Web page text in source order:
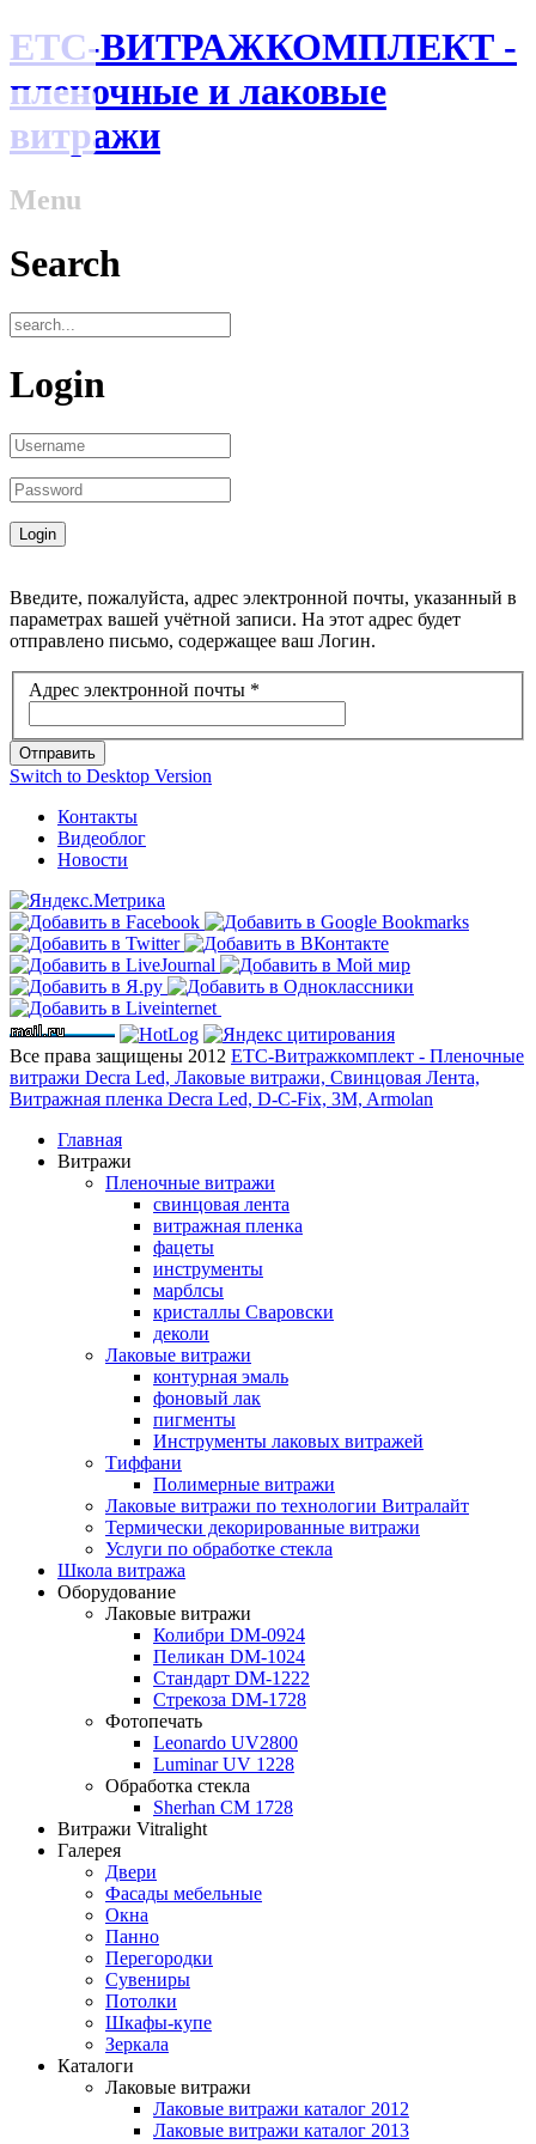
ЕТС-ВИТРАЖКОМПЛЕКТ -
пленочные и лаковые
витражи
Menu
Search
Login
Введите, пожалуйста, адрес электронной почты, указанный в
параметрах вашей учётной записи. На этот адрес будет
отправлено письмо, содержащее ваш Логин.
Адрес электронной почты *
Отправить
Switch to Desktop Version
Контакты
Видеоблог
Новости
Все права защищены 2012 ЕТС-Витражкомплект - Пленочные
витражи Decra Led, Лаковые витражи, Свинцовая Лента,
Витражная пленка Decra Led, D-C-Fix, 3M, Armolan
Главная
Витражи
Пленочные витражи
свинцовая лента
витражная пленка
фацеты
инструменты
марблсы
кристаллы Сваровски
деколи
Лаковые витражи
контурная эмаль
фоновый лак
пигменты
Инструменты лаковых витражей
Тиффани
Полимерные витражи
Лаковые витражи по технологии Витралайт
Термически декорированные витражи
Услуги по обработке стекла
Школа витража
Оборудование
Лаковые витражи
Колибри DM-0924
Пеликан DM-1024
Стандарт DM-1222
Стрекоза DM-1728
Фотопечать
Leonardo UV2800
Luminar UV 1228
Обработка стекла
Sherhan CM 1728
Витражи Vitralight
Галерея
Двери
Фасады мебельные
Окна
Панно
Перегородки
Сувениры
Потолки
Шкафы-купе
Зеркала
Каталоги
Лаковые витражи
Лаковые витражи каталог 2012
Лаковые витражи каталог 2013